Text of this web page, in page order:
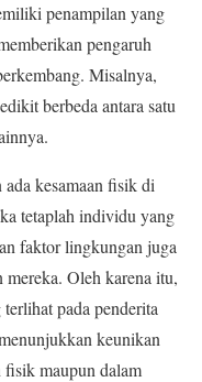
penampilan yang
pengaruh
Misalnya,
berbeda antara satu
kesamaan fisik di
tetaplah individu yang
faktor lingkungan juga
mereka. Oleh karena itu,
pada penderita
keunikan
maupun dalam